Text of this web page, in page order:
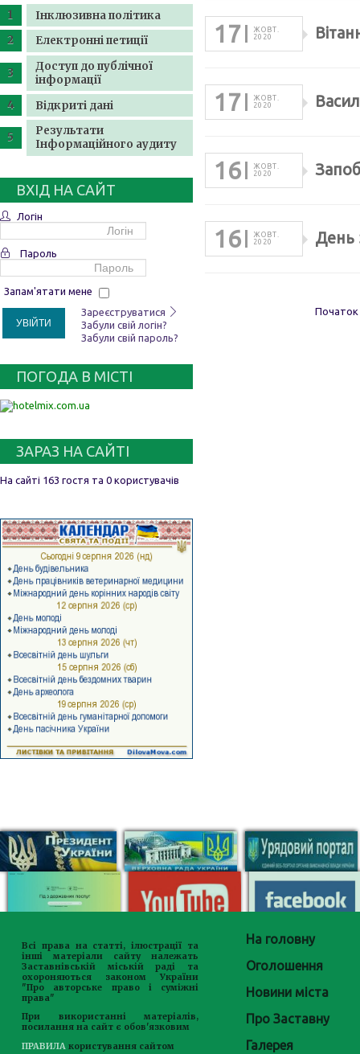
Інклюзивна політика
Електронні петиції
Доступ до публічної
інформації
Відкриті дані
Результати
Інформаційного аудиту
ВХІД НА САЙТ
Логін
Пароль
Запам'ятати мене
УВІЙТИ
Зареєструватися
Забули свій логін?
Забули свій пароль?
ПОГОДА В МІСТІ
ЗАРАЗ НА САЙТІ
На сайті 163 гостя та 0 користувачів
17
ЖОВТ.
2020
17
ЖОВТ.
2020
16
ЖОВТ.
2020
16
ЖОВТ.
2020
День
Початок
Всі права на статті, ілюстрації та
інші матеріали сайту належать
Заставнівській міській раді та
охороняються законом України
"Про авторське право і суміжні
права"
При використанні матеріалів,
посилання на сайт є обов'язковим
ПРАВИЛА користування сайтом
На головну
Оголошення
Новини міста
Про Заставну
Галерея